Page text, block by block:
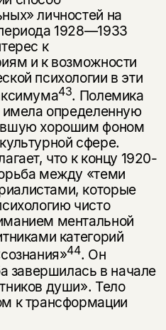
личностей на
1928—1933
к
и к возможности
психологии в эти
43. Полемика
имела определенную
хорошим фо­ном
сфере.
что к концу 1920-
между «теми
которые
чисто
ментальной
категорий
44. Он
завершилась в начале
души». Тело
к трансформации